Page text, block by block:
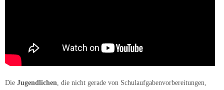
Die Jugendlichen , die nicht gerade von Schulaufgabenvorbereitungen,